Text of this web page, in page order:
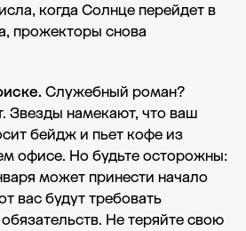
когда Солнце перейдет в
прожекторы снова
Служебный роман?
Звезды намекают, что ваш
бейдж и пьет кофе из
офисе. Но будьте осторожны:
может принести начало
вас будут требовать
Не теряйте свою